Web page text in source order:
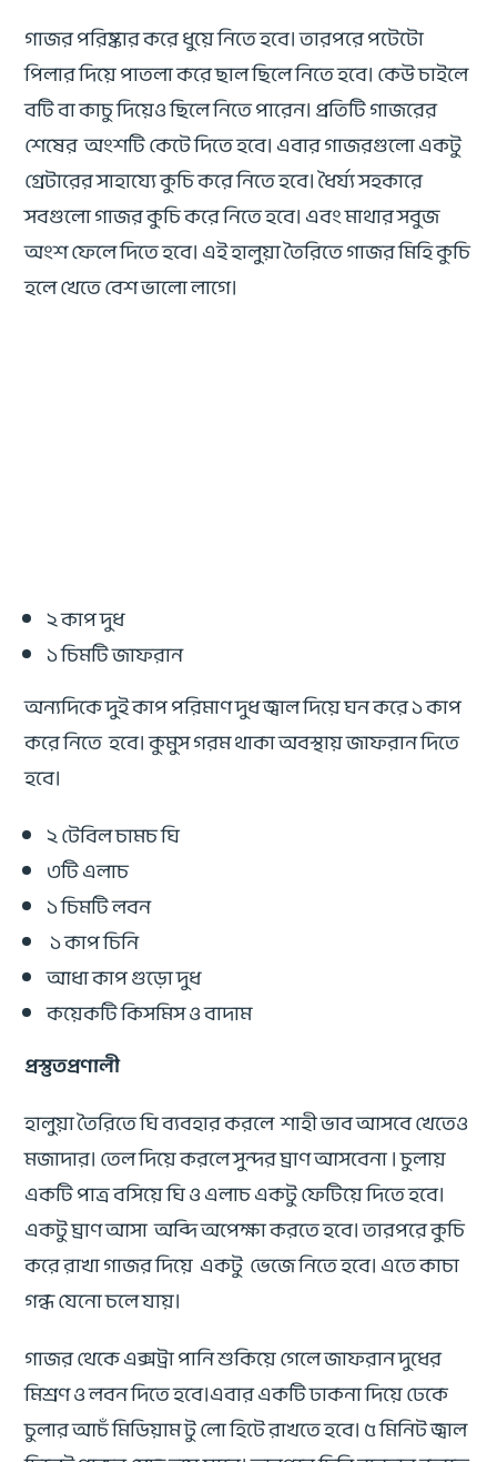
গাজর পরিষ্কার করে ধুয়ে নিতে হবে। তারপরে পটেটো
পিলার দিয়ে পাতলা করে ছাল ছিলে নিতে হবে। কেউ চাইলে
বটি বা কাচু দিয়েও ছিলে নিতে পারেন। প্রতিটি গাজরের
শেষের অংশটি কেটে দিতে হবে। এবার গাজরগুলো একটু
গ্রেটারের সাহায্যে কুচি করে নিতে হবে। ধৈর্য্য সহকারে
সবগুলো গাজর কুচি করে নিতে হবে। এবং মাথার সবুজ
অংশ ফেলে দিতে হবে। এই হালুয়া তৈরিতে গাজর মিহি কুচি
হলে খেতে বেশ ভালো লাগে।
২ কাপ দুধ
১ চিমটি জাফরান
অন্যদিকে দুই কাপ পরিমাণ দুধ জ্বাল দিয়ে ঘন করে ১ কাপ
করে নিতে হবে। কুমুস গরম থাকা অবস্থায় জাফরান দিতে
হবে।
২ টেবিল চামচ ঘি
৩টি এলাচ
১ চিমটি লবন
১ কাপ চিনি
আধা কাপ গুড়ো দুধ
কয়েকটি কিসমিস ও বাদাম
প্রস্তুতপ্রণালী
হালুয়া তৈরিতে ঘি ব্যবহার করলে শাহী ভাব আসবে খেতেও
মজাদার। তেল দিয়ে করলে সুন্দর ঘ্রাণ আসবেনা । চুলায়
একটি পাত্র বসিয়ে ঘি ও এলাচ একটু ফেটিয়ে দিতে হবে।
একটু ঘ্রাণ আসা অব্দি অপেক্ষা করতে হবে। তারপরে কুচি
করে রাখা গাজর দিয়ে একটু ভেজে নিতে হবে। এতে কাচা
গন্ধ যেনো চলে যায়।
গাজর থেকে এক্সট্রা পানি শুকিয়ে গেলে জাফরান দুধের
মিশ্রণ ও লবন দিতে হবে।এবার একটি ঢাকনা দিয়ে ঢেকে
চুলার আচঁ মিডিয়াম টু লো হিটে রাখতে হবে। ৫ মিনিট জ্বাল